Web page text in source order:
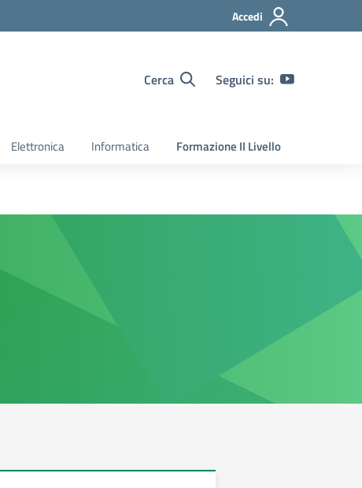
Accedi
Cerca Seguici su:
Elettronica Informatica Formazione II Livello